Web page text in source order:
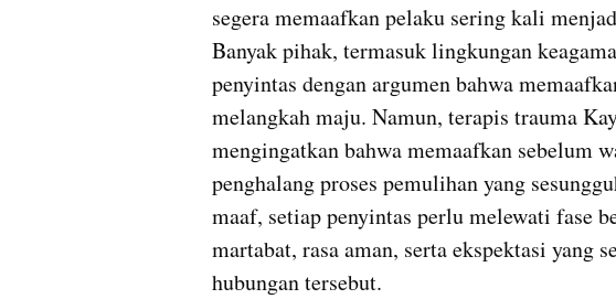
segera memaafkan pelaku sering kali
Banyak pihak, termasuk lingkungan
penyintas dengan argumen bahwa
melangkah maju. Namun, terapis trauma
mengingatkan bahwa memaafkan sebelum
penghalang proses pemulihan yang
maaf, setiap penyintas perlu melewati fase
martabat, rasa aman, serta ekspektasi yang
hubungan tersebut.